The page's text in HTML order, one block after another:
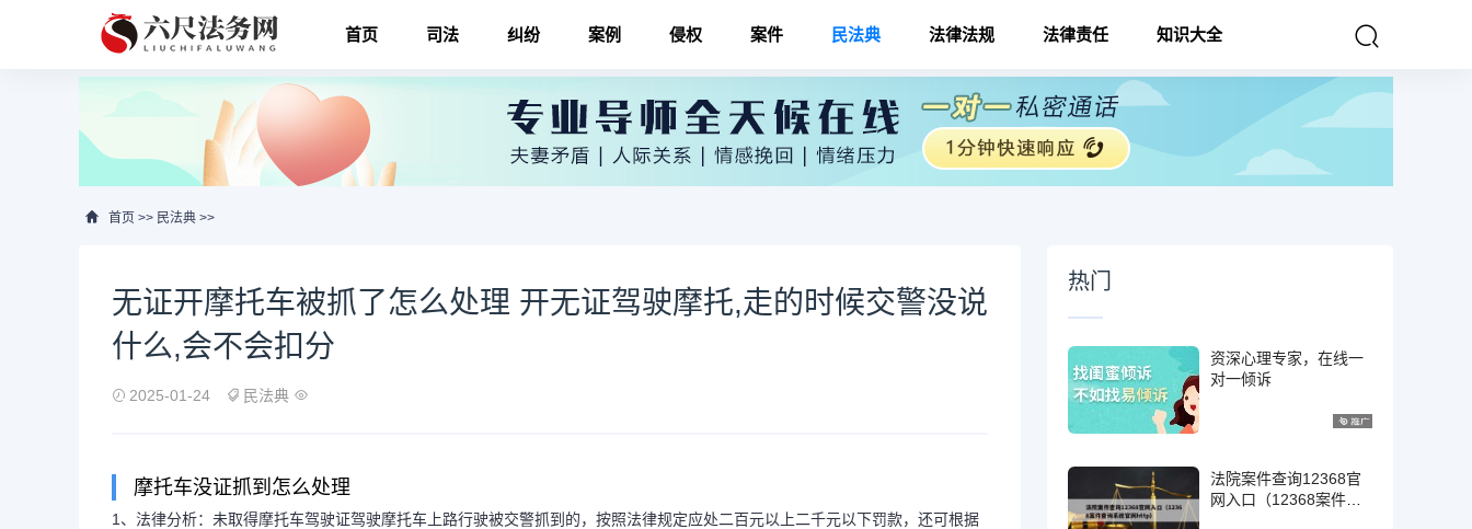
首页 司法 纠纷 案例 侵权 案件 民法典 法律法规 法律责任 知识大全
首页 >> 民法典 >>
无证开摩托车被抓了怎么处理 开无证驾驶摩托,走的时候交警没说
什么,会不会扣分
2025-01-24 民法典
摩托车没证抓到怎么处理
1、法律分析：未取得摩托车驾驶证驾驶摩托车上路行驶被交警抓到的，按照法律规定应处二百元以上二千元以下罚款，还可根据
热门
资深心理专家，在线一
对一倾诉
法院案件查询12368官
网入口（12368案件查